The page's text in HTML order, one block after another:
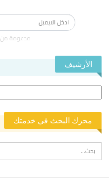
مدعومة من
الأرشيف
محرك البحث في خدمتك